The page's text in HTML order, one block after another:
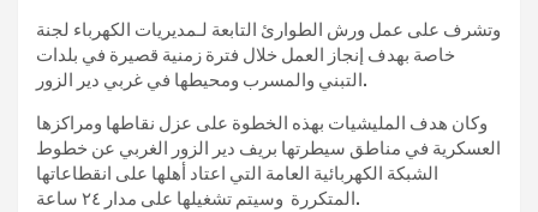
وتشرف على عمل ورش الطوارئ التابعة لـمديريات الكهرباء لجنة
خاصة بهدف إنجاز العمل خلال فترة زمنية قصيرة في بلدات
التبني والمسرب ومحيطها في غربي دير الزور.
وكان هدف المليشيات بهذه الخطوة على عزل نقاطها ومراكزها
العسكرية في مناطق سيطرتها بريف دير الزور الغربي عن خطوط
الشبكة الكهربائية العامة التي اعتاد أهلها على انقطاعاتها
المتكررة وسيتم تشغيلها على مدار ٢٤ ساعة.